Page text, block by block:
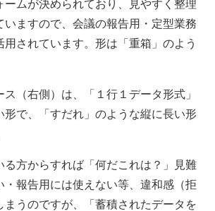
ームが決められており、見やすく整理
いますので、会議の報告用・定型業務
用されています。形は「重箱」のよう
（右側）は、「１行１データ形式」
形で、「すだれ」のような縦に長い形
る方からすれば「何だこれは？」見難
・報告用には使えない等、違和感（拒
まうのですが、「蓄積されたデータを